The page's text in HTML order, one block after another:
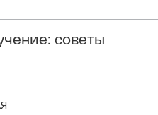
советы